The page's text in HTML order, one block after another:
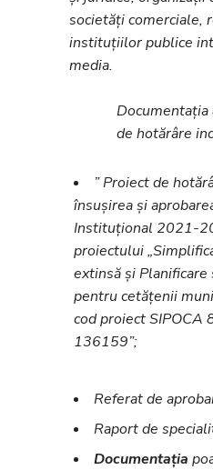
societăți comerciale,
instituțiilor publice
media.
de hotărâre
” Proiect de
însușirea și
Instituțional 2021-
proiectului
extinsă și
pentru cetățenii
cod proiect SIPOCA
136159”;
Referat de
Raport de
Documentația